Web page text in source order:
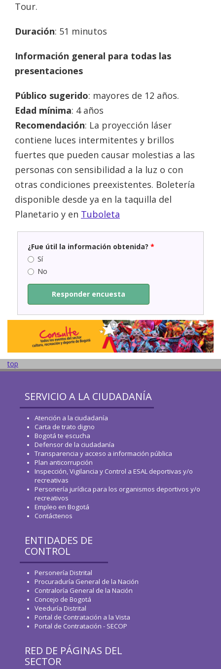
Tour.
Duración: 51 minutos
Información general para todas las
presentaciones
Público sugerido: mayores de 12 años.
Edad mínima: 4 años
Recomendación: La proyección láser
contiene luces intermitentes y brillos
fuertes que pueden causar molestias a las
personas con sensibilidad a la luz o con
otras condiciones preexistentes. Boletería
disponible desde ya en la taquilla del
Planetario y en Tuboleta
¿Fue útil la información obtenida? *
Sí
No
Responder encuesta
top
SERVICIO A LA CIUDADANÍA
Atención a la ciudadanía
Carta de trato digno
Bogotá te escucha
Defensor de la ciudadanía
Transparencia y acceso a información pública
Plan anticorrupción
Inspección, Vigilancia y Control a ESAL deportivas y/o
recreativas
Personería jurídica para los organismos deportivos y/o
recreativos
Empleo en Bogotá
Contáctenos
ENTIDADES DE
CONTROL
Personería Distrital
Procuraduría General de la Nación
Contraloría General de la Nación
Concejo de Bogotá
Veeduría Distrital
Portal de Contratación a la Vista
Portal de Contratación - SECOP
RED DE PÁGINAS DEL
SECTOR